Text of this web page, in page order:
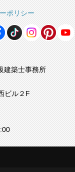
ポリシー
建築士事務所
ビル２F
事務所】